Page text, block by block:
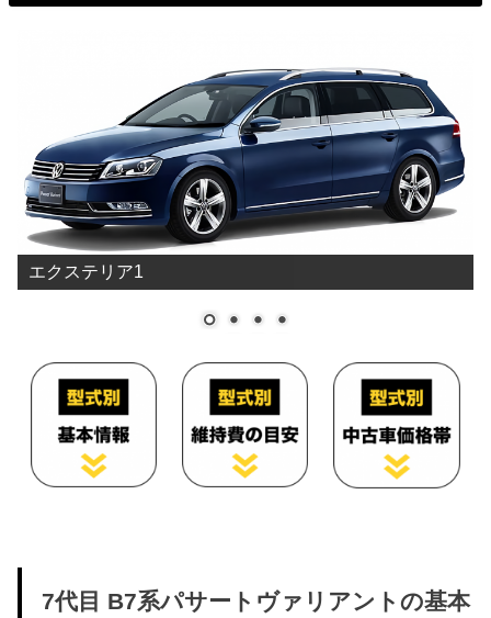
燃料代
3CBZB
3CCDA
157,300円
3CBVY
3CAXX
3CCAW
148,900円
3CAXZF 168,700円
エクステリア1
7代目 B7系パサートヴァリアントの基本